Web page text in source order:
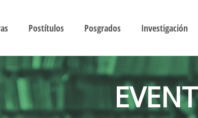
Postítulos Posgrados Investigación